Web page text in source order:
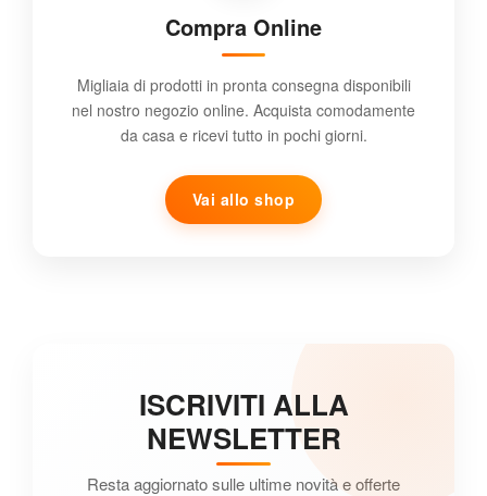
Compra Online
Migliaia di prodotti in pronta consegna disponibili
nel nostro negozio online. Acquista comodamente
da casa e ricevi tutto in pochi giorni.
Vai allo shop
ISCRIVITI ALLA
NEWSLETTER
Resta aggiornato sulle ultime novità e offerte